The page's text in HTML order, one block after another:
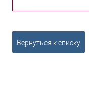
Вернуться к списку